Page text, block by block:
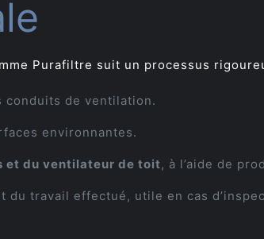
Purafiltre suit un processus
conduits de ventilation.
environnantes.
et du ventilateur de toit, à l’aide de
du travail effectué, utile en cas